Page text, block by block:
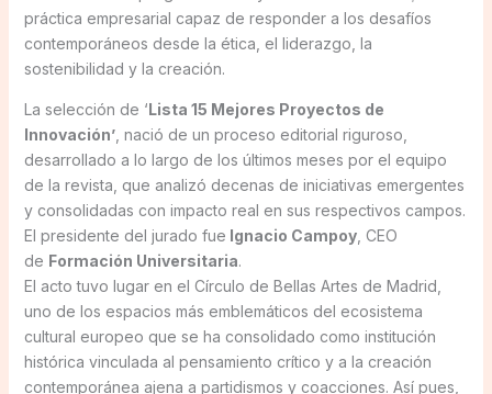
práctica empresarial capaz de responder a los desafíos
contemporáneos desde la ética, el liderazgo, la
sostenibilidad y la creación.
La selección de ‘Lista 15 Mejores Proyectos de
Innovación’, nació de un proceso editorial riguroso,
desarrollado a lo largo de los últimos meses por el equipo
de la revista, que analizó decenas de iniciativas emergentes
y consolidadas con impacto real en sus respectivos campos.
El presidente del jurado fue Ignacio Campoy, CEO
de Formación Universitaria.
El acto tuvo lugar en el Círculo de Bellas Artes de Madrid,
uno de los espacios más emblemáticos del ecosistema
cultural europeo que se ha consolidado como institución
histórica vinculada al pensamiento crítico y a la creación
contemporánea ajena a partidismos y coacciones. Así pues,